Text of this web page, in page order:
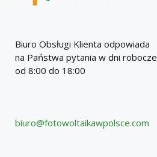
Biuro Obsługi Klienta odpowiada
na Państwa pytania w dni robocze
od 8:00 do 18:00
biuro@fotowoltaikawpolsce.com